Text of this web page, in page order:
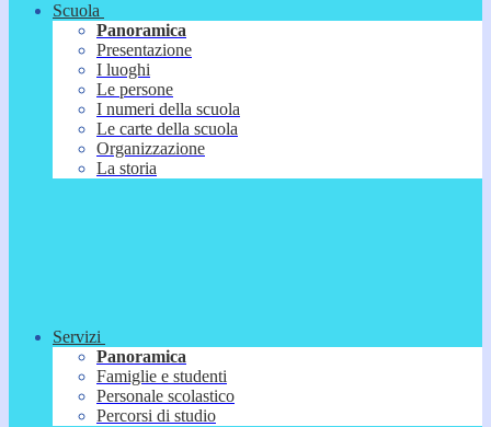
Scuola
Panoramica
Presentazione
I luoghi
Le persone
I numeri della scuola
Le carte della scuola
Organizzazione
La storia
Servizi
Panoramica
Famiglie e studenti
Personale scolastico
Percorsi di studio